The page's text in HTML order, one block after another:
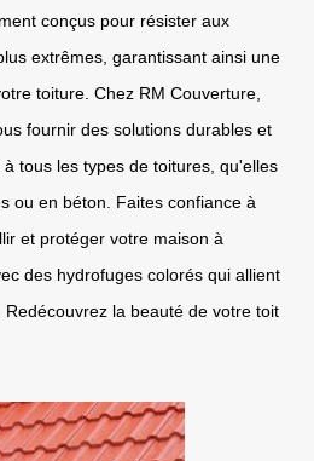
conçus pour résister aux
extrêmes, garantissant ainsi une
toiture. Chez RM Couverture,
fournir des solutions durables et
tous les types de toitures, qu'elles
ou en béton. Faites confiance à
et protéger votre maison à
des hydrofuges colorés qui allient
la beauté de votre toit